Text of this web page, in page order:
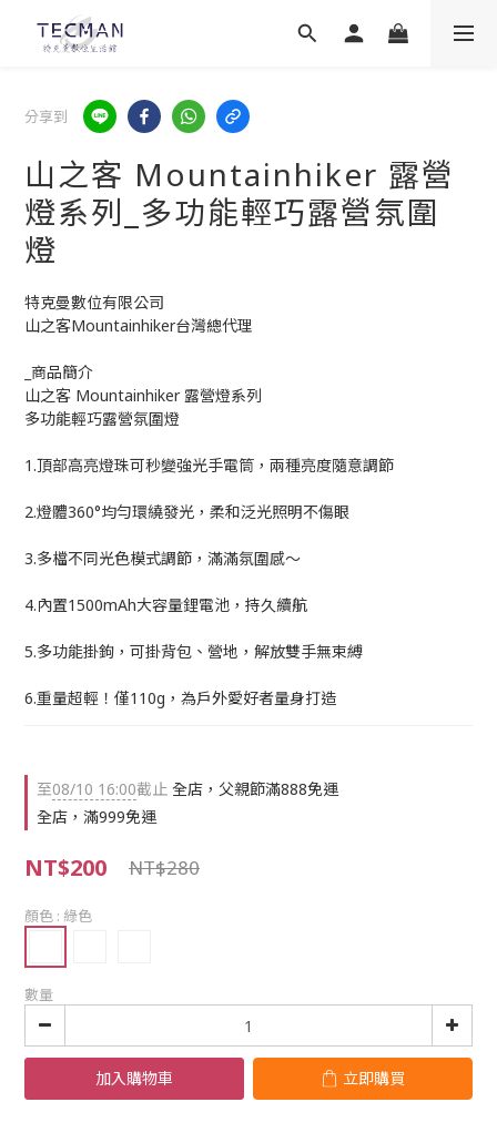
分享到
山之客 Mountainhiker 露營
燈系列_多功能輕巧露營氛圍
燈
特克曼數位有限公司
山之客Mountainhiker台灣總代理
_商品簡介
山之客 Mountainhiker 露營燈系列
多功能輕巧露營氛圍燈
1.頂部高亮燈珠可秒變強光手電筒，兩種亮度隨意調節
2.燈體360°均勻環繞發光，柔和泛光照明不傷眼
3.多檔不同光色模式調節，滿滿氛圍感～
4.內置1500mAh大容量鋰電池，持久續航
5.多功能掛鉤，可掛背包、營地，解放雙手無束縛
6.重量超輕！僅110g，為戶外愛好者量身打造
至08/10 16:00截止 全店，父親節滿888免運
全店，滿999免運
NT$200 NT$280
顏色 : 綠色
數量
加入購物車 立即購買